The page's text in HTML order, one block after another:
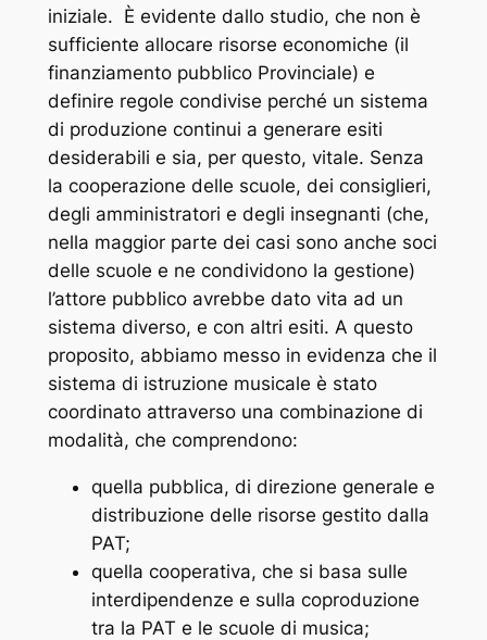
iniziale. È evidente dallo studio, che non è
sufficiente allocare risorse economiche (il
finanziamento pubblico Provinciale) e
definire regole condivise perché un sistema
di produzione continui a generare esiti
desiderabili e sia, per questo, vitale. Senza
la cooperazione delle scuole, dei consiglieri,
degli amministratori e degli insegnanti (che,
nella maggior parte dei casi sono anche soci
delle scuole e ne condividono la gestione)
l’attore pubblico avrebbe dato vita ad un
sistema diverso, e con altri esiti. A questo
proposito, abbiamo messo in evidenza che il
sistema di istruzione musicale è stato
coordinato attraverso una combinazione di
modalità, che comprendono:
quella pubblica, di direzione generale e
distribuzione delle risorse gestito dalla
PAT;
quella cooperativa, che si basa sulle
interdipendenze e sulla coproduzione
tra la PAT e le scuole di musica;